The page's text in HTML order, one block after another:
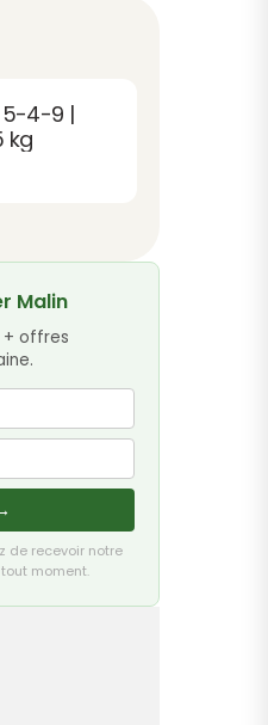
5-4-9 |
kg
Malin
+ offres
de recevoir notre
moment.